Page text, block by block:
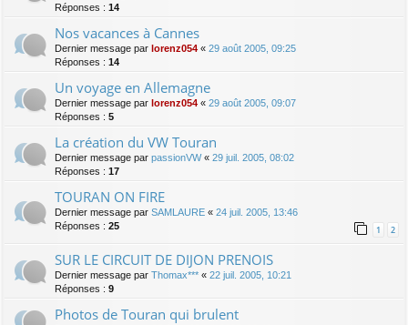
Réponses : 14
Nos vacances à Cannes
Dernier message par lorenz054 « 29 août 2005, 09:25
Réponses : 14
Un voyage en Allemagne
Dernier message par lorenz054 « 29 août 2005, 09:07
Réponses : 5
La création du VW Touran
Dernier message par passionVW« 29 juil. 2005, 08:02
Réponses : 17
TOURAN ON FIRE
Dernier message par SAMLAURE « 24 juil. 2005, 13:46
Réponses : 25 1 2
SUR LE CIRCUIT DE DIJON PRENOIS
Dernier message par Thomax*** « 22 juil. 2005, 10:21
Réponses : 9
Photos de Touran qui brulent